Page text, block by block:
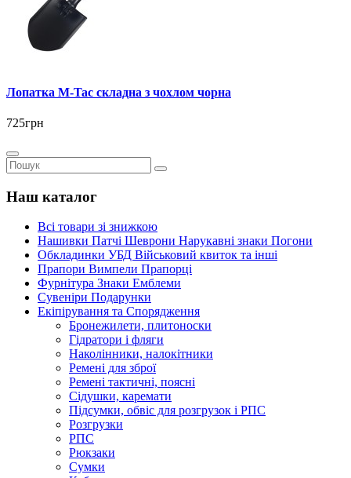
Лопатка M-Tac складна з чохлом чорна
725грн
Наш каталог
Всі товари зі знижкою
Нашивки Патчі Шеврони Нарукавні знаки Погони
Обкладинки УБД Військовий квиток та інші
Прапори Вимпели Прапорці
Фурнітура Знаки Емблеми
Сувеніри Подарунки
Екіпірування та Спорядження
Бронежилети, плитоноски
Гідратори і фляги
Наколінники, налокітники
Ремені для зброї
Ремені тактичні, поясні
Сідушки, каремати
Підсумки, обвіс для розгрузок і РПС
Розгрузки
РПС
Рюкзаки
Сумки